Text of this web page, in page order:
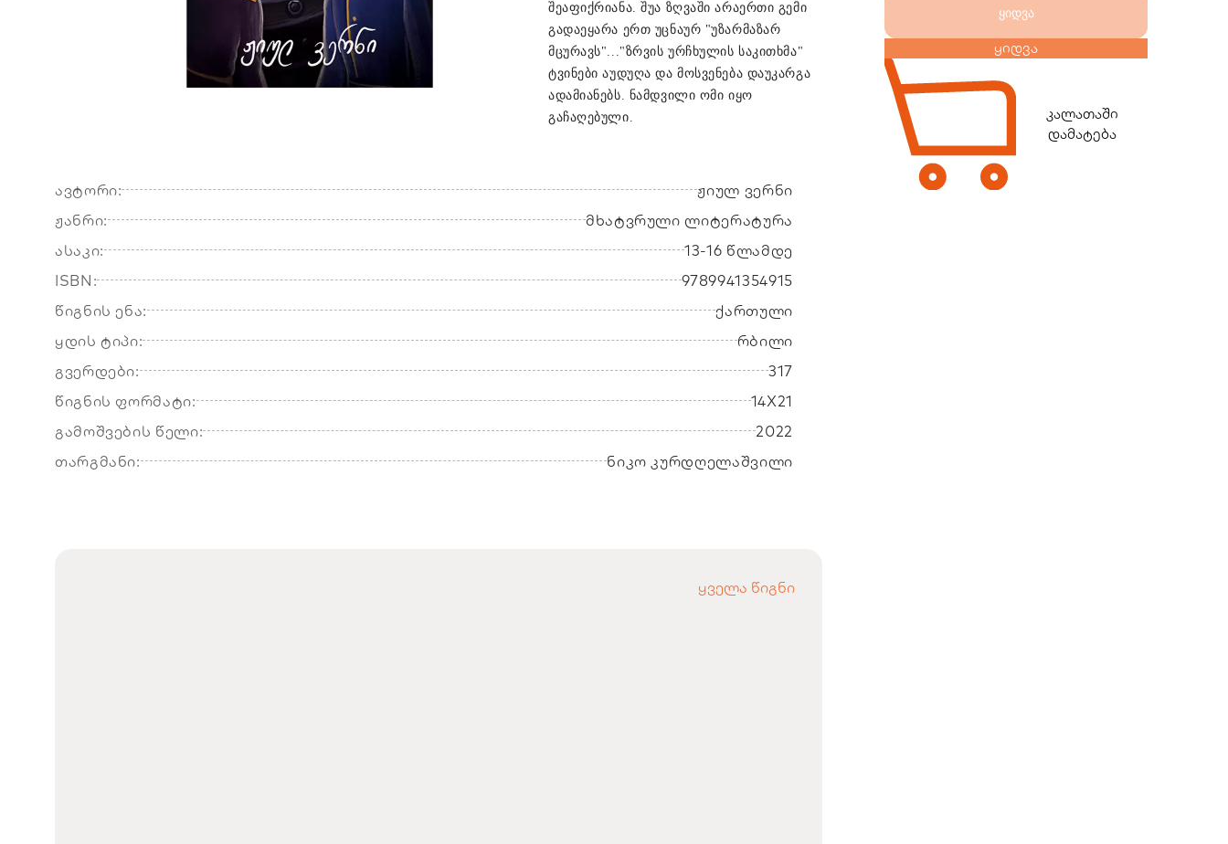
შეაფიქრიანა. შუა ზღვაში არაერთი გემი
გადაეყარა ერთ უცნაურ "უზარმაზარ
მცურავს"..."ზრვის ურჩხულის საკითხმა"
ტვინები აუდუღა და მოსვენება დაუკარგა
ადამიანებს. ნამდვილი ომი იყო
გაჩაღებული.
ყიდვა
ყიდვა
კალათაში
დამატება
ავტორი:
ჟიულ ვერნი
ჟანრი:
მხატვრული ლიტერატურა
ასაკი:
13-16 წლამდე
ISBN:
9789941354915
წიგნის ენა:
ქართული
ყდის ტიპი:
რბილი
გვერდები:
317
წიგნის ფორმატი:
14X21
გამოშვების წელი:
2022
თარგმანი:
ნიკო კურდღელაშვილი
ყველა წიგნი